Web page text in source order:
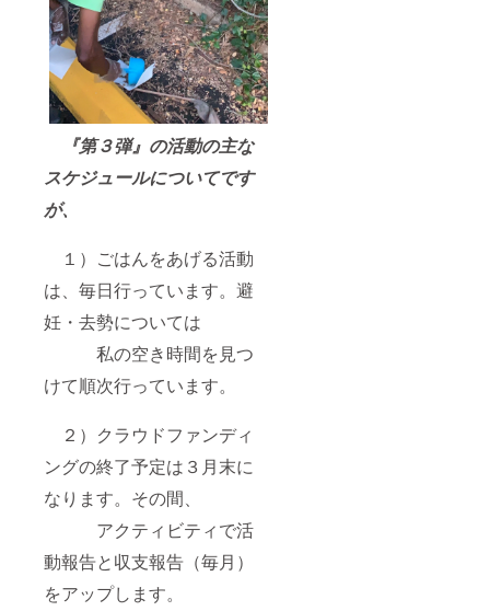
『第３弾』の活動の主な
スケジュールについてです
が、
１）ごはんをあげる活動
は、毎日行っています。避
妊・去勢については
私の空き時間を見つ
けて順次行っています。
２）クラウドファンディ
ングの終了予定は３月末に
なります。その間、
アクティビティで活
動報告と収支報告（毎月）
をアップします。